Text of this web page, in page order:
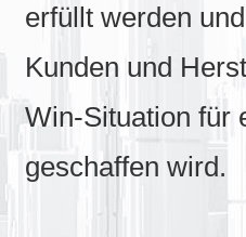
erfüllt werden
Kunden und
Win-Situation für
geschaffen wird.